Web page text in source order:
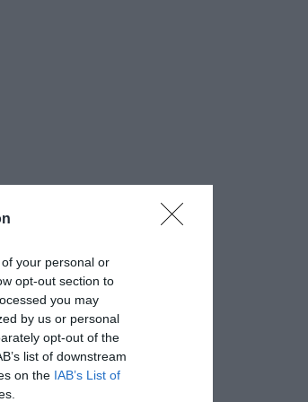
your personal or
opt-out section to
you may
by us or personal
opt-out of the
list of downstream
on the IAB’s List of